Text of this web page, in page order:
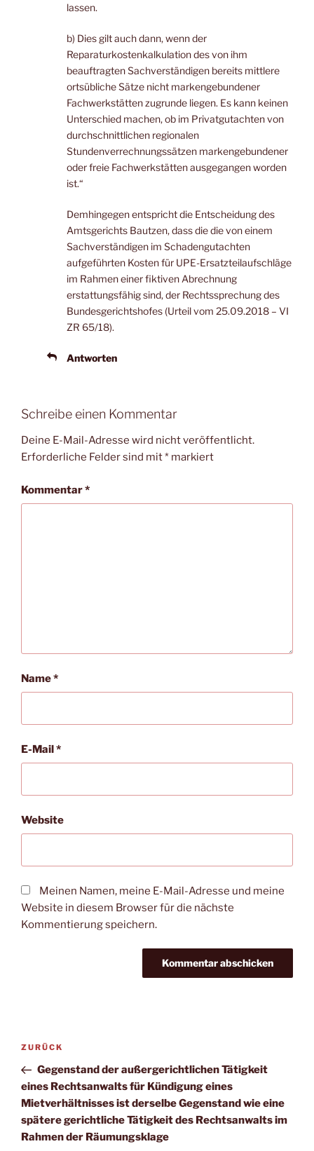
lassen.
b) Dies gilt auch dann, wenn der
Reparaturkostenkalkulation des von ihm
beauftragten Sachverständigen bereits mittlere
ortsübliche Sätze nicht markengebundener
Fachwerkstätten zugrunde liegen. Es kann keinen
Unterschied machen, ob im Privatgutachten von
durchschnittlichen regionalen
Stundenverrechnungssätzen markengebundener
oder freie Fachwerkstätten ausgegangen worden
ist.“
Demhingegen entspricht die Entscheidung des
Amtsgerichts Bautzen, dass die die von einem
Sachverständigen im Schadengutachten
aufgeführten Kosten für UPE-Ersatzteilaufschläge
im Rahmen einer fiktiven Abrechnung
erstattungsfähig sind, der Rechtssprechung des
Bundesgerichtshofes (Urteil vom 25.09.2018 – VI
ZR 65/18).
Antworten
Schreibe einen Kommentar
Deine E-Mail-Adresse wird nicht veröffentlicht.
Erforderliche Felder sind mit* markiert
Kommentar*
Name*
E-Mail*
Website
Meinen Namen, meine E-Mail-Adresse und meine
Website in diesem Browser für die nächste
Kommentierung speichern.
Beitrags-
Vorheriger
Beitrag
ZURÜCK
Gegenstand der außergerichtlichen Tätigkeit
eines Rechtsanwalts für Kündigung eines
Mietverhältnisses ist derselbe Gegenstand wie eine
spätere gerichtliche Tätigkeit des Rechtsanwalts im
Rahmen der Räumungsklage